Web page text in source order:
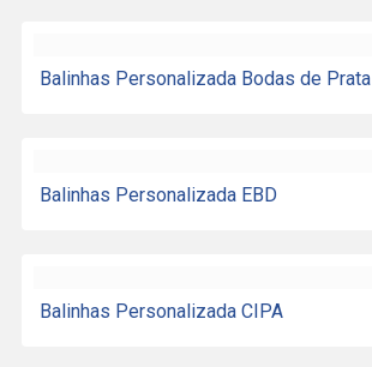
Balinhas Personalizada Bodas de Prata
Balinhas Personalizada EBD
Balinhas Personalizada CIPA